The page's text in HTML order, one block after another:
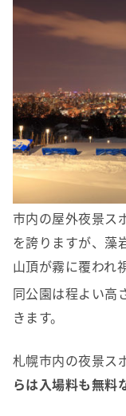
市内の屋外夜景ス
を誇りますが、藻
山頂が霧に覆われ
同公園は程よい高
きます。
札幌市内の夜景ス
らは入場料も無料